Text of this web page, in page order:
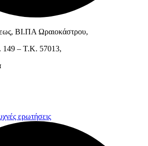
ΒΙ.ΠΑ Ωραιοκάστρου,
149 – Τ.Κ. 57013,
ερωτήσεις